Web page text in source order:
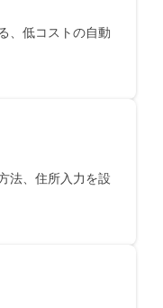
、低コストの自動
法、住所入力を設